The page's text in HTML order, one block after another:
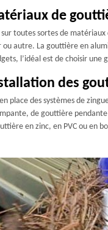
de
toutes sortes de
ou autre. La gouttière en
l’idéal est de choisir
des
place des systèmes de
de gouttière
en zinc, en PVC ou en